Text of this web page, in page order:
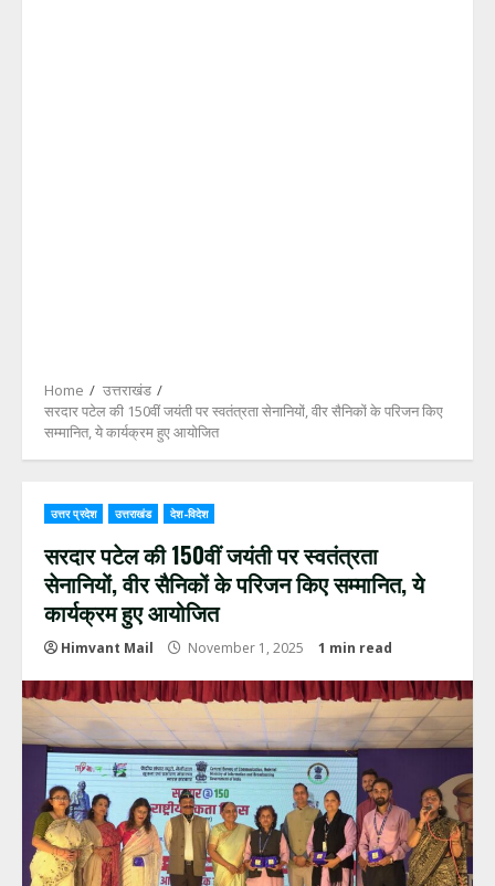
Home
उत्तराखंड
सरदार पटेल की 150वीं जयंती पर स्वतंत्रता सेनानियों, वीर सैनिकों के परिजन किए
सम्मानित, ये कार्यक्रम हुए आयोजित
उत्तर प्रदेश उत्तराखंड देश-विदेश
सरदार पटेल की 150वीं जयंती पर स्वतंत्रता
सेनानियों, वीर सैनिकों के परिजन किए सम्मानित, ये
कार्यक्रम हुए आयोजित
Himvant Mail November 1, 2025 1 min read